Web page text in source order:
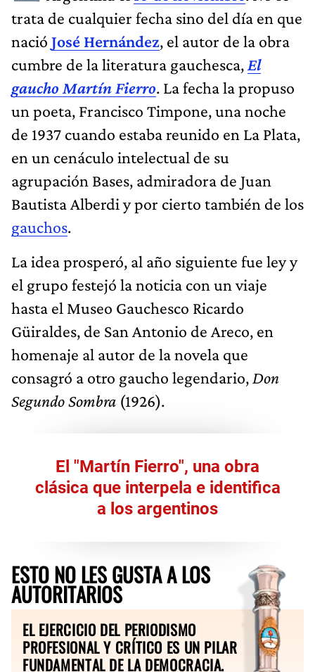
trata de cualquier fecha sino del día en que
nació José Hernández, el autor de la obra
cumbre de la literatura gauchesca,El
gaucho Martín Fierro. La fecha la propuso
un poeta, Francisco Timpone, una noche
de 1937 cuando estaba reunido en La Plata,
en un cenáculo intelectual de su
agrupación Bases, admiradora de Juan
Bautista Alberdi y por cierto también de los
gauchos.
La idea prosperó, al año siguiente fue ley y
el grupo festejó la noticia con un viaje
hasta el Museo Gauchesco Ricardo
Güiraldes, de San Antonio de Areco, en
homenaje al autor de la novela que
consagró a otro gaucho legendario, Don
Segundo Sombra (1926).
El "Martín Fierro", una obra
clásica que interpela e identifica
a los argentinos
ESTO NO LES GUSTA A LOS
AUTORITARIOS
EL EJERCICIO DEL PERIODISMO
PROFESIONAL Y CRÍTICO ES UN PILAR
FUNDAMENTAL DE LA DEMOCRACIA.